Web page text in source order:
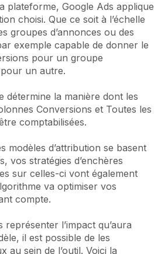
plateforme, Google Ads applique
choisi. Que ce soit à l’échelle
groupes d’annonces ou des
exemple capable de donner le
pour un groupe
un autre.
détermine la manière dont les
Conversions et Toutes les
comptabilisées.
modèles d’attribution se basent
vos stratégies d’enchères
sur celles-ci vont également
va optimiser vos
compte.
l’impact qu’aura
il est possible de les
au sein de l’outil. Voici la